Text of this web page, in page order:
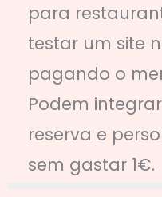
para
testar um site
pagando o
Podem
reserva e
sem gastar 1€.